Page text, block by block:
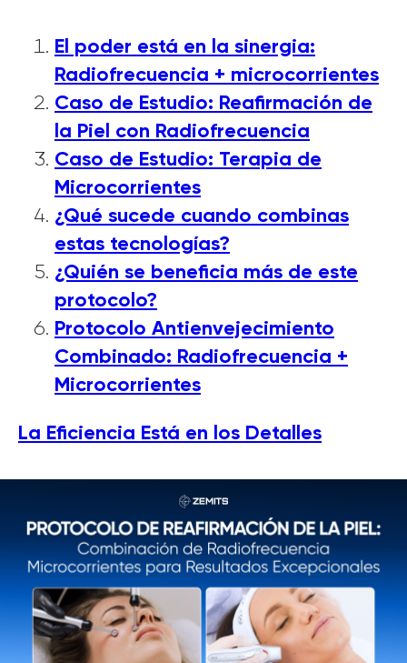
El poder está en la sinergia:
Radiofrecuencia + microcorrientes
Caso de Estudio: Reafirmación de
la Piel con Radiofrecuencia
Caso de Estudio: Terapia de
Microcorrientes
¿Qué sucede cuando combinas
estas tecnologías?
¿Quién se beneficia más de este
protocolo?
Protocolo Antienvejecimiento
Combinado: Radiofrecuencia +
Microcorrientes
La Eficiencia Está en los Detalles